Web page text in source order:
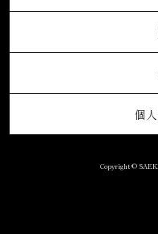
個
Copyright ©